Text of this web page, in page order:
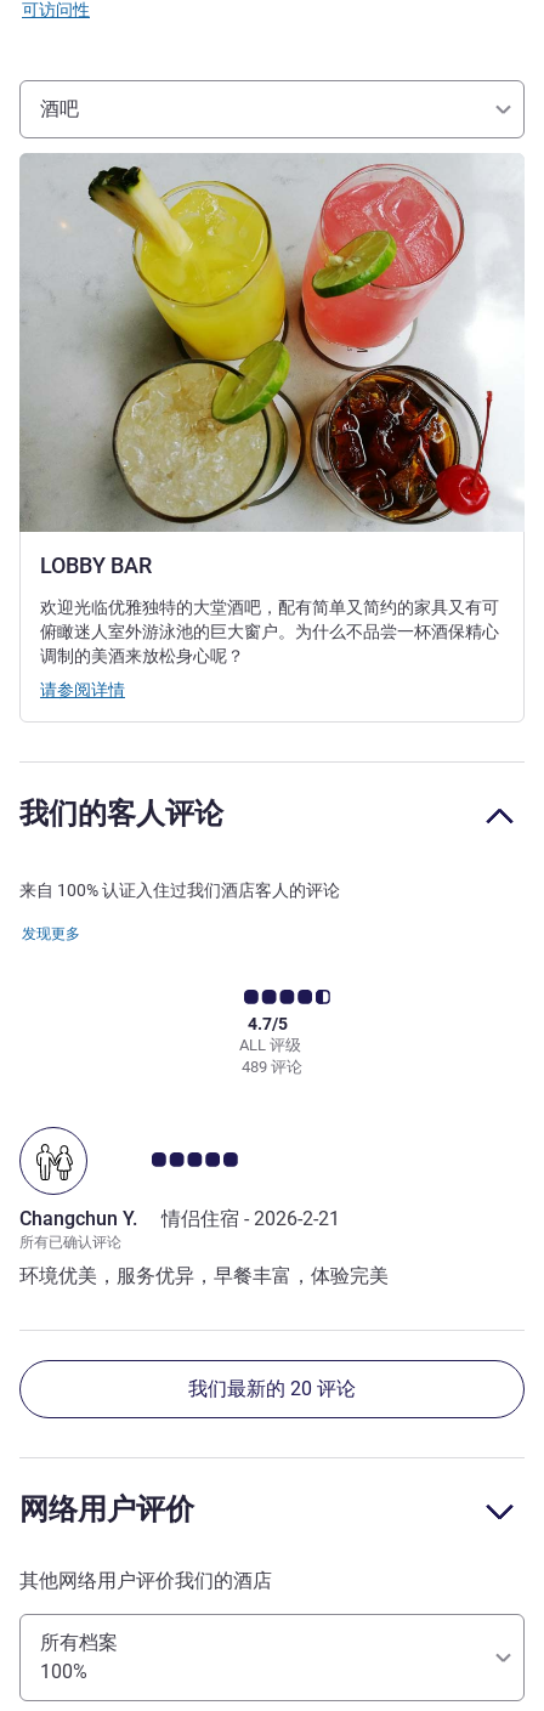
可访问性
酒吧
LOBBY BAR
请参阅详情
欢迎光临优雅独特的大堂酒吧，配有简单又简约的家具又有可
俯瞰迷人室外游泳池的巨大窗户。为什么不品尝一杯酒保精心
调制的美酒来放松身心呢？
请参阅详情
我们的客人评论
来自 100% 认证入住过我们酒店客人的评论
发现更多
ALL 评级
4.7/5
489 评论
客户意见评级 5.0/5
Changchun Y. 情侣住宿 - 2026-2-21
所有已确认评论
环境优美，服务优异，早餐丰富，体验完美
我们最新的 20 评论
网络用户评价
其他网络用户评价我们的酒店
所有档案
100%